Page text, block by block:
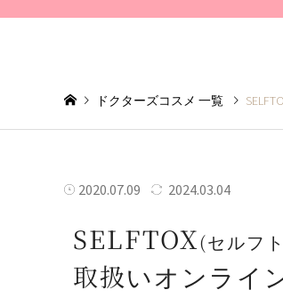
ドクターズコスメ 一覧
2020.07.09 2024.03.04
SELFTOX(セルフ
取扱いオンライ